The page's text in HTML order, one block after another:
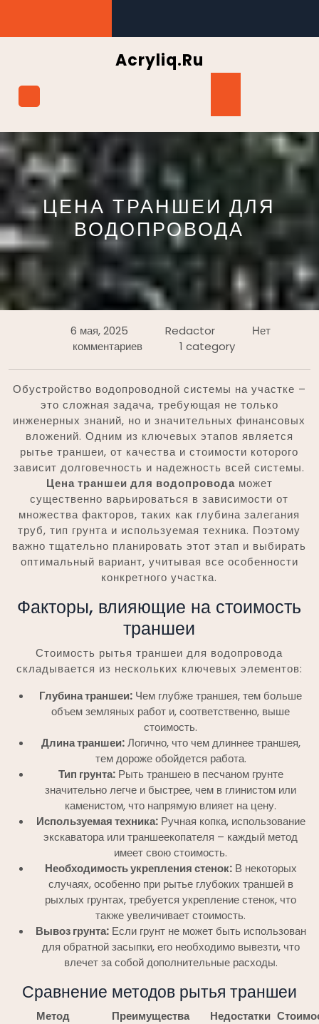
содержимому
Acryliq.ru
Открыть
ЦЕНА ТРАНШЕИ ДЛЯ
ВОДОПРОВОДА
6 мая, 2025 Redactor
Нет
комментариев
1 category
Обустройство водопроводной системы на участке –
это сложная задача, требующая не только
инженерных знаний, но и значительных финансовых
вложений. Одним из ключевых этапов является
рытье траншеи, от качества и стоимости которого
зависит долговечность и надежность всей системы.
Цена траншеи для водопровода может
существенно варьироваться в зависимости от
множества факторов, таких как глубина залегания
труб, тип грунта и используемая техника. Поэтому
важно тщательно планировать этот этап и выбирать
оптимальный вариант, учитывая все особенности
конкретного участка.
Факторы, влияющие на стоимость
траншеи
Стоимость рытья траншеи для водопровода
складывается из нескольких ключевых элементов:
Глубина траншеи: Чем глубже траншея, тем больше
объем земляных работ и, соответственно, выше
стоимость.
Длина траншеи:Логично, что чем длиннее траншея,
тем дороже обойдется работа.
Тип грунта: Рыть траншею в песчаном грунте
значительно легче и быстрее, чем в глинистом или
каменистом, что напрямую влияет на цену.
Используемая техника: Ручная копка, использование
экскаватора или траншеекопателя – каждый метод
имеет свою стоимость.
Необходимость укрепления стенок: В некоторых
случаях, особенно при рытье глубоких траншей в
рыхлых грунтах, требуется укрепление стенок, что
также увеличивает стоимость.
Вывоз грунта: Если грунт не может быть использован
для обратной засыпки, его необходимо вывезти, что
влечет за собой дополнительные расходы.
Сравнение методов рытья траншеи
Метод Преимущества Недостатки